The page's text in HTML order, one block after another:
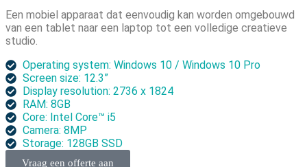
Een mobiel apparaat dat eenvoudig kan worden omgebouwd
van een tablet naar een laptop tot een volledige creatieve
studio.
Operating system: Windows 10 / Windows 10 Pro
Screen size: 12.3”
Display resolution: 2736 x 1824
RAM: 8GB
Core: Intel Core™ i5
Camera: 8MP
Storage: 128GB SSD
Vraag een offerte aan